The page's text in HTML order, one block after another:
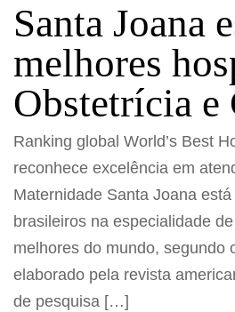
Santa Joana
melhores
Obstetrícia
Ranking global World’s Best
reconhece excelência em
Maternidade Santa Joana
brasileiros na especialidade
melhores do mundo, segundo
elaborado pela revista
de pesquisa […]